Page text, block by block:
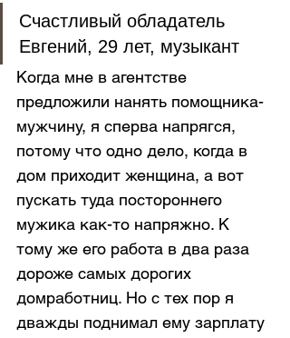
Счастливый обладатель
Евгений, 29 лет, музыкант
Когда мне в агентстве
предложили нанять помощника-
мужчину, я сперва напрягся,
потому что одно дело, когда в
дом приходит женщина, а вот
пускать туда постороннего
мужика как-то напряжно. К
тому же его работа в два раза
дороже самых дорогих
домработниц. Но с тех пор я
дважды поднимал ему зарплату